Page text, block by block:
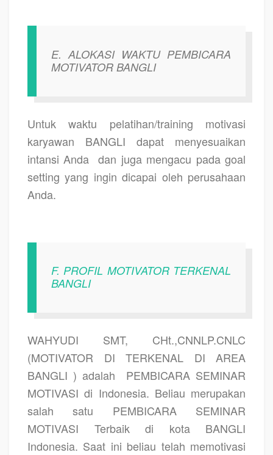
E. ALOKASI WAKTU PEMBICARA
MOTIVATOR BANGLI
Untuk waktu pelatihan/training motivasi
karyawan BANGLI dapat menyesuaikan
intansi Anda dan juga mengacu pada goal
setting yang ingin dicapai oleh perusahaan
Anda.
F. PROFIL MOTIVATOR TERKENAL
BANGLI
WAHYUDI SMT, CHt.,CNNLP.CNLC
(MOTIVATOR DI TERKENAL DI AREA
BANGLI ) adalah
PEMBICARA SEMINAR
MOTIVASI di Indonesia. Beliau merupakan
salah satu PEMBICARA SEMINAR
MOTIVASI Terbaik di kota BANGLI
Indonesia. Saat ini beliau telah memotivasi